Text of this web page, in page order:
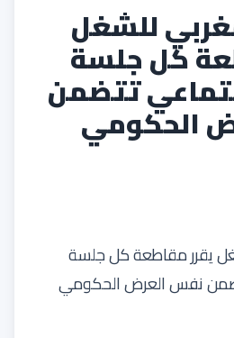
للشغل
كل جلسة
تتضمن
الحكومي
يقرر مقاطعة كل جلسة
نفس العرض الحكومي